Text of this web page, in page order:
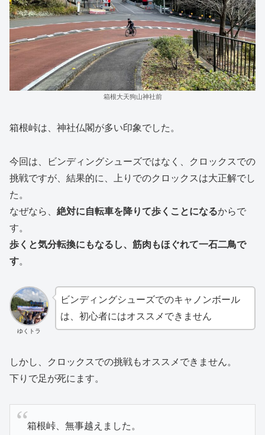
箱根大天狗山神社前
箱根峠は、神社仏閣が多い印象でした。
今回は、ビンディングシューズではなく、クロックスでの
挑戦ですが、結果的に、上りでのクロックスは大正解でし
た。
なぜなら、 絶対に自転車を降りて歩くことになるからで
す。
歩くと気分転換にもなるし、筋肉もほぐれて一石二鳥で
す。
ゆくトラ
ビンディングシューズでのキャノンボール
は、初心者にはオススメできません
しかし、クロックスでの挑戦もオススメできません。
下りで足が死にます。
箱根峠、無事越えました。